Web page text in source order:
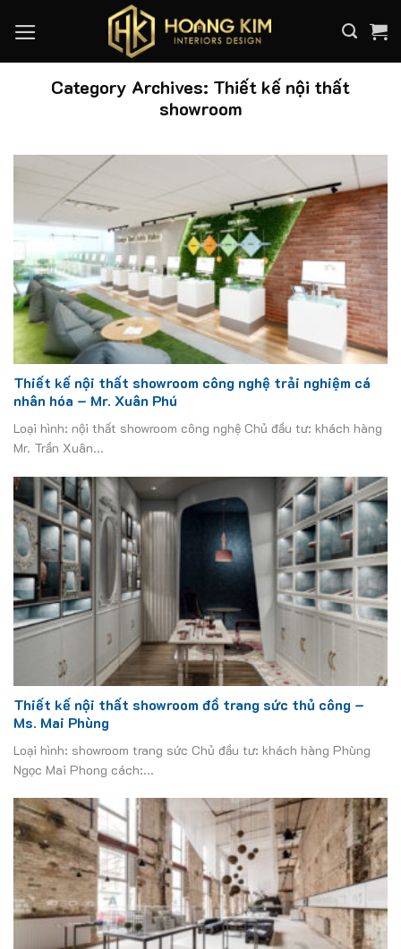
Category Archives: Thiết kế nội thất
showroom
Thiết kế nội thất showroom công nghệ trải nghiệm cá
nhân hóa – Mr. Xuân Phú
Loại hình: nội thất showroom công nghệ Chủ đầu tư: khách hàng
Mr. Trần Xuân...
Thiết kế nội thất showroom đồ trang sức thủ công –
Ms. Mai Phùng
Loại hình: showroom trang sức Chủ đầu tư: khách hàng Phùng
Ngọc Mai Phong cách:...